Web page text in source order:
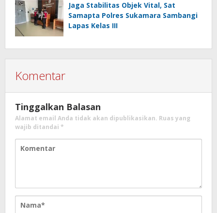
Jaga Stabilitas Objek Vital, Sat
Samapta Polres Sukamara Sambangi
Lapas Kelas III
Komentar
Tinggalkan Balasan
Alamat email Anda tidak akan dipublikasikan. Ruas yang
wajib ditandai *